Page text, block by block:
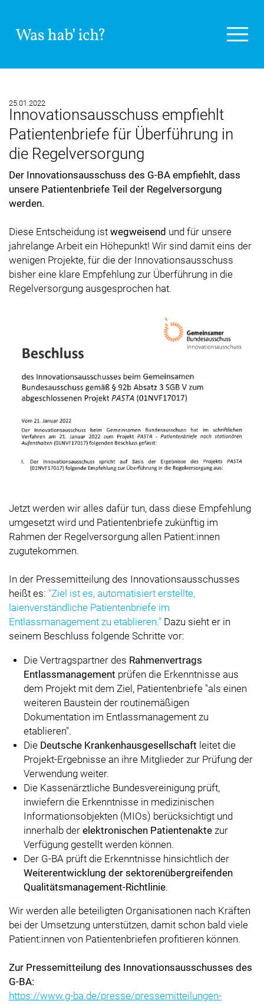
25.01.2022
Innovationsausschuss empfiehlt
Patientenbriefe für Überführung in
die Regelversorgung
Der Innovationsausschuss des G-BA empfiehlt, dass
unsere Patientenbriefe Teil der Regelversorgung
werden.
Diese Entscheidung ist wegweisend und für unsere
jahrelange Arbeit ein Höhepunkt! Wir sind damit eins der
wenigen Projekte, für die der Innovationsausschuss
bisher eine klare Empfehlung zur Überführung in die
Regelversorgung ausgesprochen hat.
Jetzt werden wir alles dafür tun, dass diese Empfehlung
umgesetzt wird und Patientenbriefe zukünftig im
Rahmen der Regelversorgung allen Patient:innen
zugutekommen.
In der Pressemitteilung des Innovationsausschusses
heißt es: "Ziel ist es, automatisiert erstellte,
laienverständliche Patientenbriefe im
Entlassmanagement zu etablieren." Dazu sieht er in
seinem Beschluss folgende Schritte vor:
Die Vertragspartner des Rahmenvertrags
Entlassmanagement prüfen die Erkenntnisse aus
dem Projekt mit dem Ziel, Patientenbriefe "als einen
weiteren Baustein der routinemäßigen
Dokumentation im Entlassmanagement zu
etablieren".
Die Deutsche Krankenhausgesellschaft leitet die
Projekt-Ergebnisse an ihre Mitglieder zur Prüfung der
Verwendung weiter.
Die Kassenärztliche Bundesvereinigung prüft,
inwiefern die Erkenntnisse in medizinischen
Informationsobjekten (MIOs) berücksichtigt und
innerhalb der elektronischen Patientenaktezur
Verfügung gestellt werden können.
Der G-BA prüft die Erkenntnisse hinsichtlich der
Weiterentwicklung der sektorenübergreifenden
Qualitätsmanagement-Richtlinie.
Wir werden alle beteiligten Organisationen nach Kräften
bei der Umsetzung unterstützen, damit schon bald viele
Patient:innen von Patientenbriefen profitieren können.
Zur Pressemitteilung des Innovationsausschusses des
G-BA:
https://www.g-ba.de/presse/pressemitteilungen-